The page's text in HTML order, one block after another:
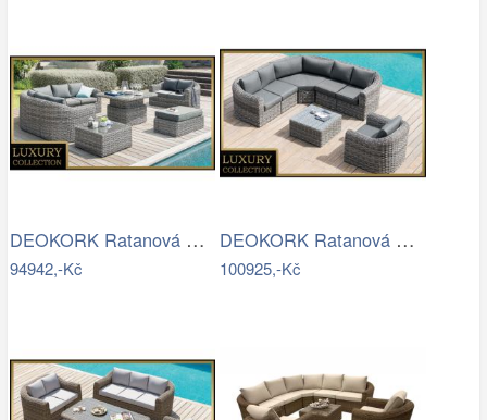
DEOKORK Ratanová modulová sestava…
94942,-Kč
DEOKORK Ratanová modulová sestava…
100925,-Kč